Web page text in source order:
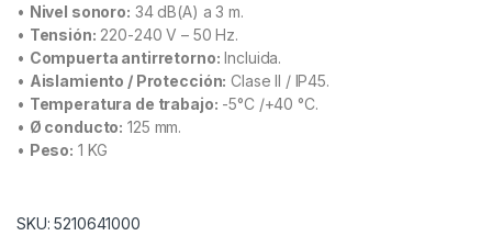
• Nivel sonoro: 34 dB(A) a 3 m.
• Tensión: 220-240 V – 50 Hz.
• Compuerta antirretorno: Incluida.
• Aislamiento / Protección: Clase II / IP45.
• Temperatura de trabajo: -5°C /+40 °C.
• Ø conducto: 125 mm.
• Peso: 1 KG
SKU: 5210641000